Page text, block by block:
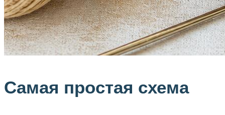
Самая простая схема